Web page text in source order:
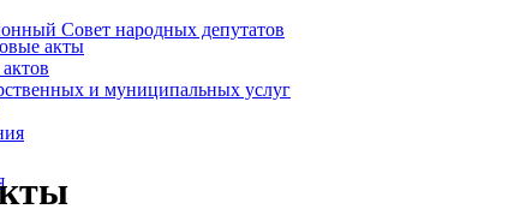
Совет народных депутатов
акты
и муниципальных услуг